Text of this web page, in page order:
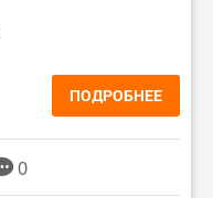
ПОДРОБНЕЕ
0